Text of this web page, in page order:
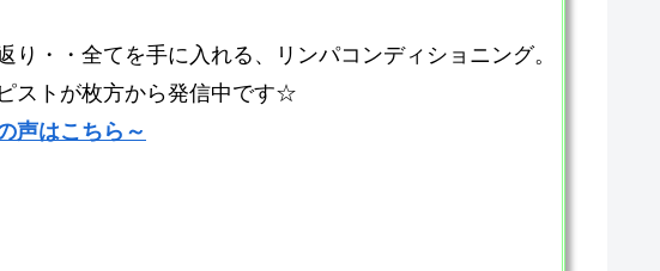
・・全てを手に入れる、リンパコンディショニング。
ストが枚方から発信中です☆
声はこちら～